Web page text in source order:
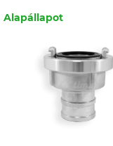
Alapállapot